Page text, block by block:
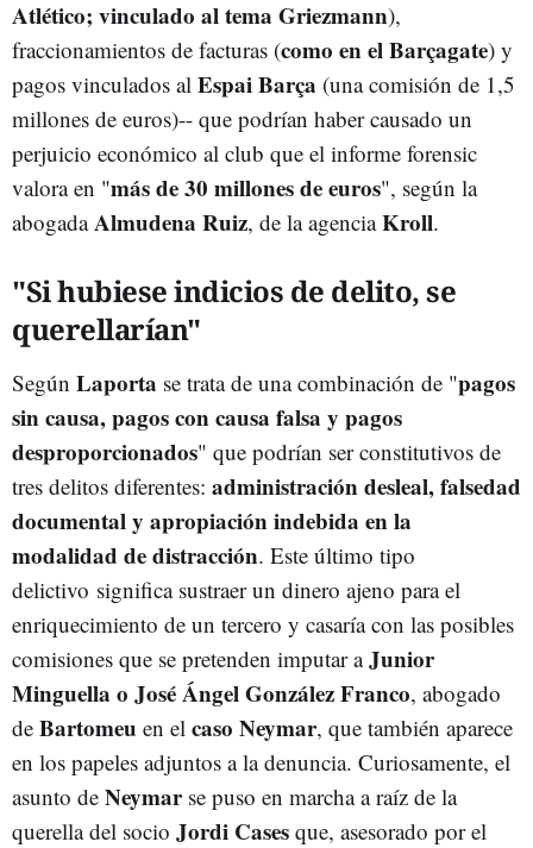
Atlético; vinculado al tema Griezmann),
fraccionamientos de facturas (como en el Barçagate) y
pagos vinculados al Espai Barça (una comisión de 1,5
millones de euros)-- que podrían haber causado un
perjuicio económico al club que el informe forensic
valora en "más de 30 millones de euros", según la
abogadaAlmudena Ruiz, de la agenciaKroll.
"Si hubiese indicios de delito, se
querellarían"
Según Laporta se trata de una combinación de "pagos
sin causa, pagos con causa falsa y pagos
desproporcionados" que podrían ser constitutivos de
tres delitos diferentes: administración desleal, falsedad
documental y apropiación indebida en la
modalidad de distracción. Este último tipo
delictivo significa sustraer un dinero ajeno para el
enriquecimiento de un tercero y casaría con las posibles
comisiones que se pretenden imputar aJunior
Minguella o José Ángel González Franco, abogado
de Bartomeu en el caso Neymar, que también aparece
en los papeles adjuntos a la denuncia. Curiosamente, el
asunto de Neymar se puso en marcha a raíz de la
querella del socio Jordi Cases que, asesorado por el